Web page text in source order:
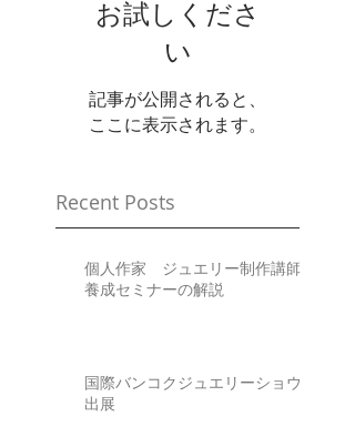
お試しくださ
い
記事が公開されると、
ここに表示されます。
Recent Posts
個人作家 ジュエリー制作講師
養成セミナーの解説
国際バンコクジュエリーショウ
出展